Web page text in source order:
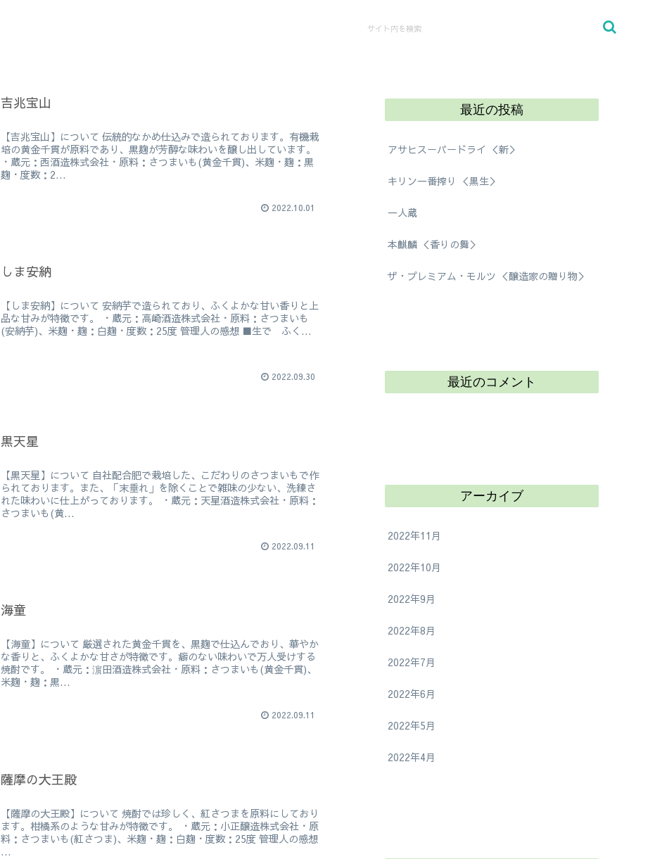
吉兆宝山
【吉兆宝山】について 伝統的なかめ仕込みで造られております。有機栽
培の黄金千貫が原料であり、黒麹が芳醇な味わいを醸し出しています。
・蔵元：西酒造株式会社・原料：さつまいも(黄金千貫)、米麹・麹：黒
麹・度数：2...
2022.10.01
しま安納
【しま安納】について 安納芋で造られており、ふくよかな甘い香りと上
品な甘みが特徴です。 ・蔵元：高崎酒造株式会社・原料：さつまいも
(安納芋)、米麹・麹：白麹・度数：25度 管理人の感想 ■生で ふく...
2022.09.30
黒天星
【黒天星】について 自社配合肥で栽培した、こだわりのさつまいもで作
られております。また、「末垂れ」を除くことで雑味の少ない、洗練さ
れた味わいに仕上がっております。 ・蔵元：天星酒造株式会社・原料：
さつまいも(黄...
2022.09.11
海童
【海童】について 厳選された黄金千貫を、黒麹で仕込んでおり、華やか
な香りと、ふくよかな甘さが特徴です。癖のない味わいで万人受けする
焼酎です。 ・蔵元：濵田酒造株式会社・原料：さつまいも(黄金千貫)、
米麹・麹：黒...
2022.09.11
薩摩の大王殿
【薩摩の大王殿】について 焼酎では珍しく、紅さつまを原料にしており
ます。柑橘系のような甘みが特徴です。 ・蔵元：小正醸造株式会社・原
料：さつまいも(紅さつま)、米麹・麹：白麹・度数：25度 管理人の感想
...
最近の投稿
アサヒスーパードライ ＜新＞
キリン一番搾り ＜黒生＞
一人蔵
本麒麟 ＜香りの舞＞
ザ・プレミアム・モルツ ＜醸造家の贈り物＞
最近のコメント
アーカイブ
2022年11月
2022年10月
2022年9月
2022年8月
2022年7月
2022年6月
2022年5月
2022年4月